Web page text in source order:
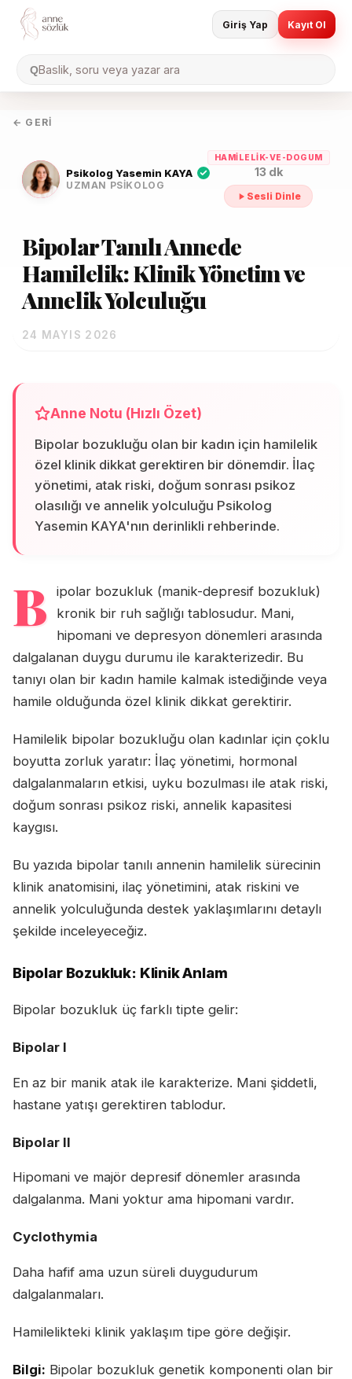
QBaslik, soru veya yazar ara
Giriş Yap Kayıt Ol
← GERI
Psikolog Yasemin KAYA
UZMAN PSIKOLOG
HAMILELIK-VE-DOGUM
13 dk
Sesli Dinle
Bipolar Tanılı Annede
Hamilelik: Klinik Yönetim ve
Annelik Yolculuğu
24 MAYIS 2026
Anne Notu (Hızlı Özet)
Bipolar bozukluğu olan bir kadın için hamilelik
özel klinik dikkat gerektiren bir dönemdir. İlaç
yönetimi, atak riski, doğum sonrası psikoz
olasılığı ve annelik yolculuğu Psikolog
Yasemin KAYA'nın derinlikli rehberinde.
B
ipolar bozukluk (manik-depresif bozukluk)
kronik bir ruh sağlığı tablosudur. Mani,
hipomani ve depresyon dönemleri arasında
dalgalanan duygu durumu ile karakterizedir. Bu
tanıyı olan bir kadın hamile kalmak istediğinde veya
hamile olduğunda özel klinik dikkat gerektirir.
Hamilelik bipolar bozukluğu olan kadınlar için çoklu
boyutta zorluk yaratır: İlaç yönetimi, hormonal
dalgalanmaların etkisi, uyku bozulması ile atak riski,
doğum sonrası psikoz riski, annelik kapasitesi
kaygısı.
Bu yazıda bipolar tanılı annenin hamilelik sürecinin
klinik anatomisini, ilaç yönetimini, atak riskini ve
annelik yolculuğunda destek yaklaşımlarını detaylı
şekilde inceleyeceğiz.
Bipolar Bozukluk: Klinik Anlam
Bipolar bozukluk üç farklı tipte gelir:
Bipolar I
En az bir manik atak ile karakterize. Mani şiddetli,
hastane yatışı gerektiren tablodur.
Bipolar II
Hipomani ve majör depresif dönemler arasında
dalgalanma. Mani yoktur ama hipomani vardır.
Cyclothymia
Daha hafif ama uzun süreli duygudurum
dalgalanmaları.
Hamilelikteki klinik yaklaşım tipe göre değişir.
Bilgi: Bipolar bozukluk genetik komponenti olan bir